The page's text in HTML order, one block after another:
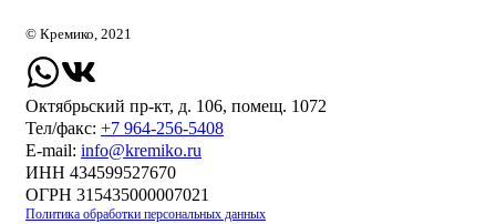
© Кремико, 2021
Октябрьский пр-кт, д. 106, помещ. 1072
Тел/факс: +7 964-256-5408
Е-mail: info@kremiko.ru
ИНН 434599527670
ОГРН 315435000007021
Политика обработки персональных данных